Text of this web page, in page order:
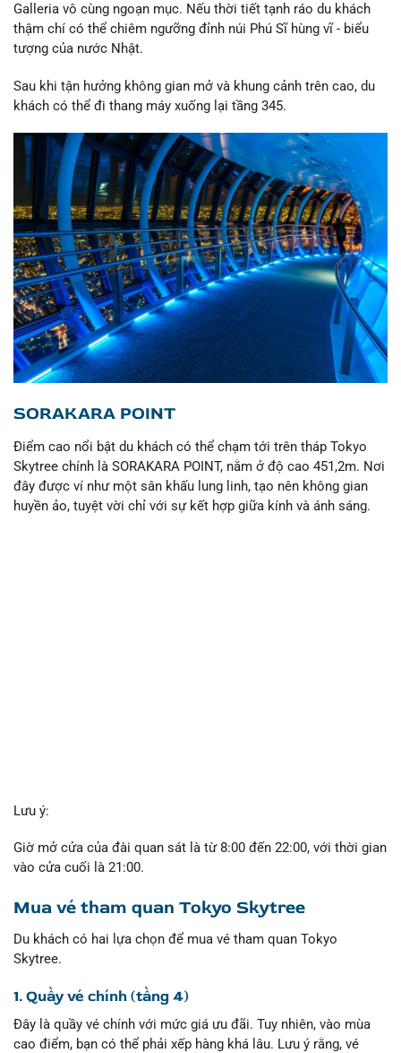
Galleria vô cùng ngoạn mục. Nếu thời tiết tạnh ráo du khách
thậm chí có thể chiêm ngưỡng đỉnh núi Phú Sĩ hùng vĩ - biểu
tượng của nước Nhật.
Sau khi tận hưởng không gian mở và khung cảnh trên cao, du
khách có thể đi thang máy xuống lại tầng 345.
SORAKARA POINT
Điểm cao nổi bật du khách có thể chạm tới trên tháp Tokyo
Skytree chính là SORAKARA POINT, nằm ở độ cao 451,2m. Nơi
đây được ví như một sân khấu lung linh, tạo nên không gian
huyền ảo, tuyệt vời chỉ với sự kết hợp giữa kính và ánh sáng.
Lưu ý:
Giờ mở cửa của đài quan sát là từ 8:00 đến 22:00, với thời gian
vào cửa cuối là 21:00.
Mua vé tham quan Tokyo Skytree
Du khách có hai lựa chọn để mua vé tham quan Tokyo
Skytree.
1. Quầy vé chính (tầng 4)
Đây là quầy vé chính với mức giá ưu đãi. Tuy nhiên, vào mùa
cao điểm, bạn có thể phải xếp hàng khá lâu. Lưu ý rằng, vé